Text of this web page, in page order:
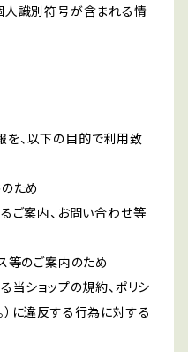
人識別符号が含まれる情
を、以下の目的で利用致
ため
るご案内、お問い合わせ等
等のご案内のため
当ショップの規約、ポリシ
）に違反する行為に対する